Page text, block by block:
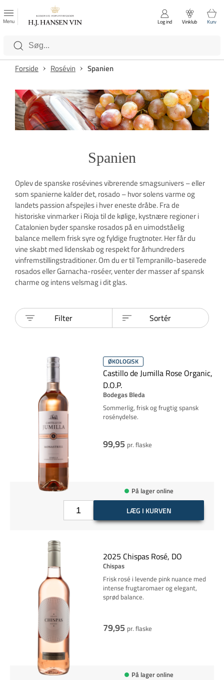
Luk
Kategorier
Menu Log ind Vinklub Kurv
Forside Rosévin Spanien
Spanien
Oplev de spanske rosévines vibrerende smagsunivers – eller
som spanierne kalder det, rosado – hvor solens varme og
landets passion afspejles i hver eneste dråbe. Fra de
historiske vinmarker i Rioja til de kølige, kystnære regioner i
Catalonien byder spanske rosados på en uimodståelig
balance mellem frisk syre og fyldige frugtnoter. Her får du
vine skabt med lidenskab og respekt for århundreders
vinfremstillingstraditioner. Om du er til Tempranillo-baserede
rosados eller Garnacha-roséer, venter der masser af spansk
charme og intens velsmag i dit glas.
Filter Sortér
ØKOLOGISK
Castillo de Jumilla Rose Organic,
D.O.P.
Bodegas Bleda
Sommerlig, frisk og frugtig spansk
rosénydelse.
99,95 pr. flaske
På lager online
LÆG I KURVEN
2025 Chispas Rosé, DO
Chispas
Frisk rosé i levende pink nuance med
intense frugtaromaer og elegant,
sprød balance.
79,95 pr. flaske
På lager online